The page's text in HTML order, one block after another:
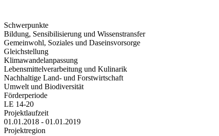
Schwerpunkte
Bildung, Sensibilisierung und Wissenstransfer
Gemeinwohl, Soziales und Daseinsvorsorge
Gleichstellung
Klimawandelanpassung
Lebensmittelverarbeitung und Kulinarik
Nachhaltige Land- und Forstwirtschaft
Umwelt und Biodiversität
Förderperiode
LE 14-20
Projektlaufzeit
01.01.2018 - 01.01.2019
Projektregion